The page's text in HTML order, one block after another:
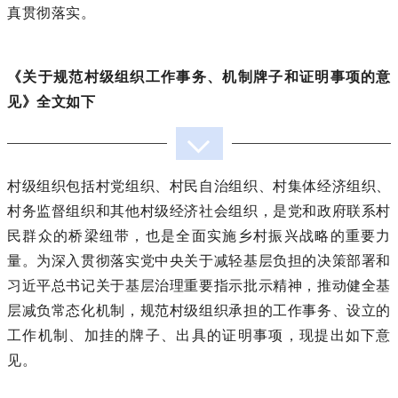
真贯彻落实。
《关于规范村级组织工作事务、机制牌子和证明事项的意
见》全文如下
村级组织包括村党组织、村民自治组织、村集体经济组织、
村务监督组织和其他村级经济社会组织，是党和政府联系村
民群众的桥梁纽带，也是全面实施乡村振兴战略的重要力
量。为深入贯彻落实党中央关于减轻基层负担的决策部署和
习近平总书记关于基层治理重要指示批示精神，推动健全基
层减负常态化机制，规范村级组织承担的工作事务、设立的
工作机制、加挂的牌子、出具的证明事项，现提出如下意
见。